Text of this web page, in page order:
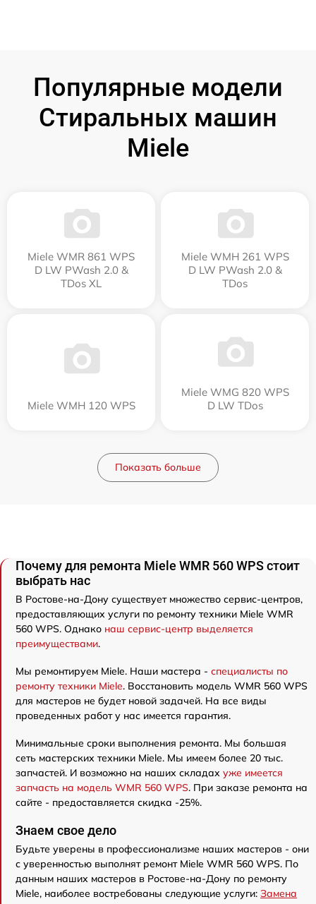
Популярные модели
Стиральных машин
Miele
Miele WMR 861 WPS
D LW PWash 2.0 &
TDos XL
Miele WMH 261 WPS
D LW PWash 2.0 &
TDos
Miele WMH 120 WPS
Miele WMG 820 WPS
D LW TDos
Показать больше
Почему для ремонта Miele WMR 560 WPS стоит
выбрать нас
В Ростове-на-Дону существует множество сервис-центров,
предоставляющих услуги по ремонту техники Miele WMR
560 WPS. Однако наш сервис-центр выделяется
преимуществами.
Мы ремонтируем Miele. Наши мастера - специалисты по
ремонту техники Miele. Восстановить модель WMR 560 WPS
для мастеров не будет новой задачей. На все виды
проведенных работ у нас имеется гарантия.
Минимальные сроки выполнения ремонта. Мы большая
сеть мастерских техники Miele. Мы имеем более 20 тыс.
запчастей. И возможно на наших складах уже имеется
запчасть на модель WMR 560 WPS. При заказе ремонта на
сайте - предоставляется скидка -25%.
Знаем свое дело
Будьте уверены в профессионализме наших мастеров - они
с уверенностью выполнят ремонт Miele WMR 560 WPS. По
данным наших мастеров в Ростове-на-Дону по ремонту
Miele, наиболее востребованы следующие услуги: Замена